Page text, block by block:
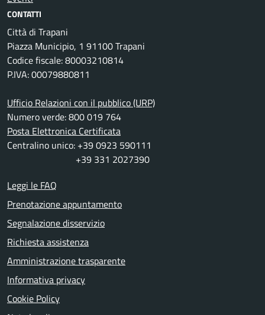
CONTATTI
Città di Trapani
Piazza Municipio, 1 91100 Trapani
Codice fiscale: 80003210814
P.IVA: 00079880811
Ufficio Relazioni con il pubblico (URP)
Numero verde: 800 019 764
Posta Elettronica Certificata
Centralino unico: +39 0923 590111
+39 331 2027390
Leggi le FAQ
Prenotazione appuntamento
Segnalazione disservizio
Richiesta assistenza
Amministrazione trasparente
Informativa privacy
Cookie Policy